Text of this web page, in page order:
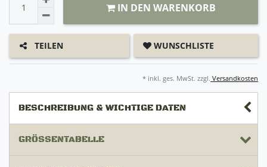
IN DEN WARENKORB
TEILEN WUNSCHLISTE
* inkl. ges. MwSt. zzgl. Versandkosten
BESCHREIBUNG & WICHTIGE DATEN
GRÖSSENTABELLE